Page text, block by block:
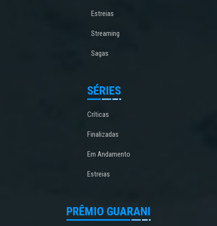
Estreias
Streaming
Sagas
SÉRIES
Críticas
Finalizadas
Em Andamento
Estreias
PRÊMIO GUARANI